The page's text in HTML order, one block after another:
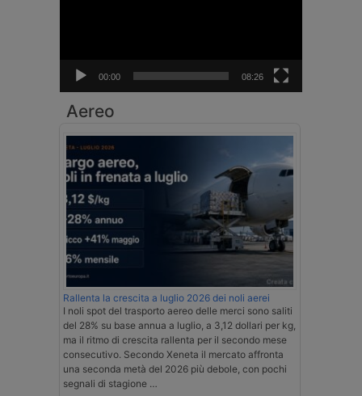
00:00 08:26
Aereo
Rallenta la crescita a luglio 2026 dei noli aerei
I noli spot del trasporto aereo delle merci sono saliti
del 28% su base annua a luglio, a 3,12 dollari per kg,
ma il ritmo di crescita rallenta per il secondo mese
consecutivo. Secondo Xeneta il mercato affronta
una seconda metà del 2026 più debole, con pochi
segnali di stagione …